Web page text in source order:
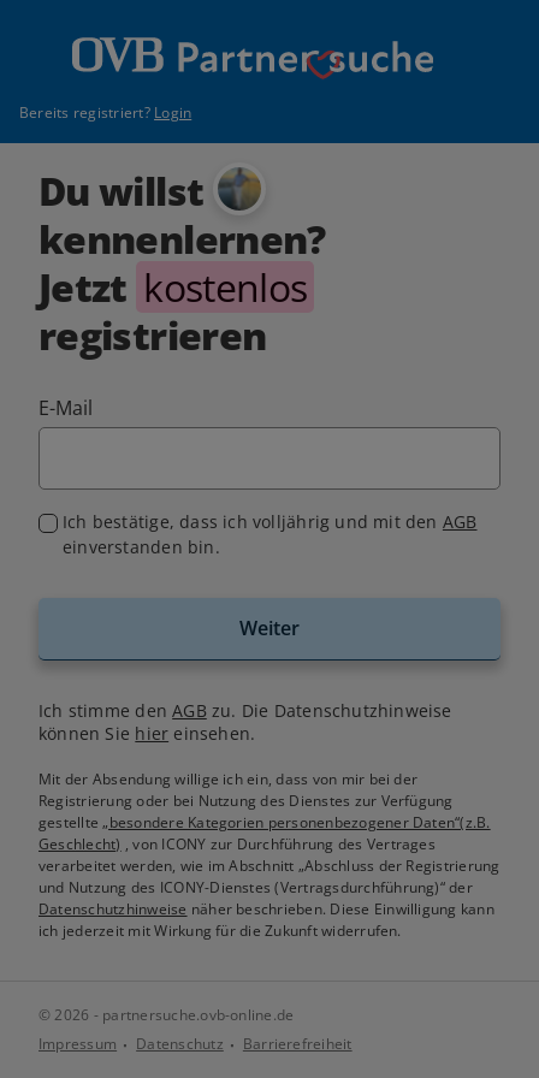
Bereits registriert? Login
Du willst
kennenlernen?
Jetzt kostenlos
registrieren
E-Mail
Ich bestätige, dass ich volljährig und mit den AGB
einverstanden bin.
Weiter
Ich stimme denAGB zu. Die Datenschutzhinweise
können Sie hier einsehen.
Mit der Absendung willige ich ein, dass von mir bei der
Registrierung oder bei Nutzung des Dienstes zur Verfügung
gestellte„besondere Kategorien personenbezogener Daten“(z.B.
Geschlecht) , von ICONY zur Durchführung des Vertrages
verarbeitet werden, wie im Abschnitt „Abschluss der Registrierung
und Nutzung des ICONY-Dienstes (Vertragsdurchführung)“ der
Datenschutzhinweise näher beschrieben. Diese Einwilligung kann
ich jederzeit mit Wirkung für die Zukunft widerrufen.
© 2026 - partnersuche.ovb-online.de
Impressum
Datenschutz Barrierefreiheit